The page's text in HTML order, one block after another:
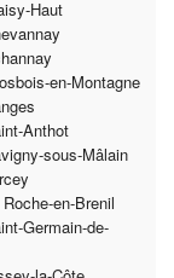
Haut
en-Montagne
Anthot
sous-Mâlain
en-Brenil
Germain-de-